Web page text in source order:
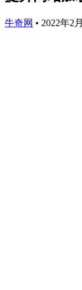
牛奇网 • 2022年2